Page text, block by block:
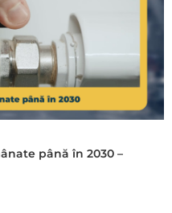
până în 2030 –